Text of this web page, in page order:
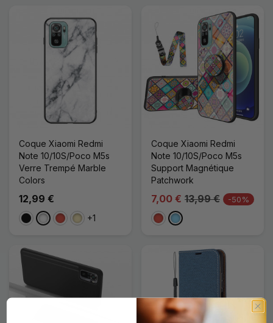
Coque Xiaomi Redmi
Note 10/10S/Poco M5s
Verre Trempé Marble
Colors
12,99 €
NoirBlancRougeDoré+1
Coque Xiaomi Redmi
Note 10/10S/Poco M5s
Support Magnétique
Patchwork
7,00 € 13,99 € -50%
RougeBleu Clair